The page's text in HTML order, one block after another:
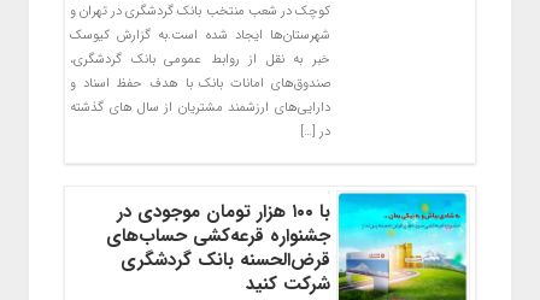
کوچک در شعب منتخب بانک گردشگری در تهران و
شهرستان‌ها ایجاد شده است.به گزارش کیوسک
خبر به نقل از روابط عمومی بانک گردشگری،
صندوق‌های امانات بانک با هدف حفظ اسناد و
دارایی‌های ارزشمند مشتریان از سال های گذشته
در […]
با ۱۰۰ هزار تومان موجودی در
جشنواره قرعه‌کشی حساب‌های
قرض‌الحسنه بانک گردشگری
شرکت کنید